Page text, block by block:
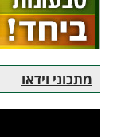
מתכוני וידאו